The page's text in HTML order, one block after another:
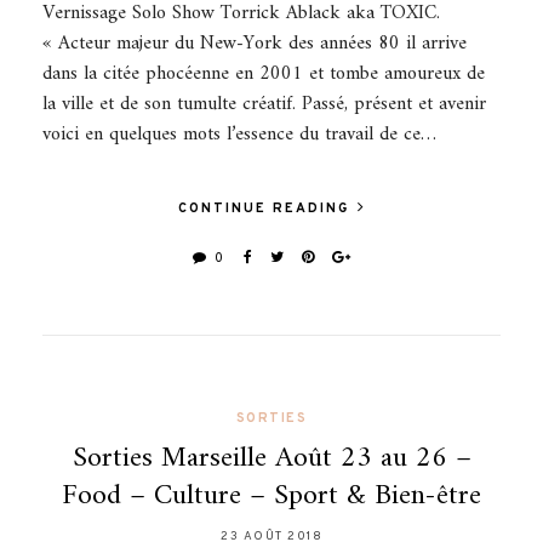
Vernissage Solo Show Torrick Ablack aka TOXIC.
« Acteur majeur du New-York des années 80 il arrive
dans la citée phocéenne en 2001 et tombe amoureux de
la ville et de son tumulte créatif. Passé, présent et avenir
voici en quelques mots l’essence du travail de ce…
CONTINUE READING
0
SORTIES
Sorties Marseille Août 23 au 26 –
Food – Culture – Sport & Bien-être
23 AOÛT 2018